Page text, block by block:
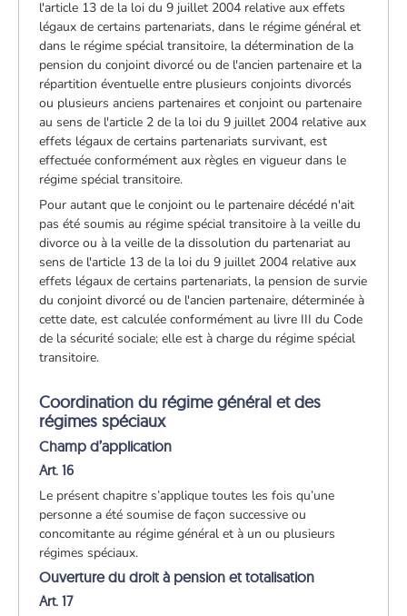
l'article 13 de la loi du 9 juillet 2004 relative aux effets
légaux de certains partenariats, dans le régime général et
dans le régime spécial transitoire, la détermination de la
pension du conjoint divorcé ou de l'ancien partenaire et la
répartition éventuelle entre plusieurs conjoints divorcés
ou plusieurs anciens partenaires et conjoint ou partenaire
au sens de l'article 2 de la loi du 9 juillet 2004 relative aux
effets légaux de certains partenariats survivant, est
effectuée conformément aux règles en vigueur dans le
régime spécial transitoire.
Pour autant que le conjoint ou le partenaire décédé n'ait
pas été soumis au régime spécial transitoire à la veille du
divorce ou à la veille de la dissolution du partenariat au
sens de l'article 13 de la loi du 9 juillet 2004 relative aux
effets légaux de certains partenariats, la pension de survie
du conjoint divorcé ou de l'ancien partenaire, déterminée à
cette date, est calculée conformément au livre III du Code
de la sécurité sociale; elle est à charge du régime spécial
transitoire.
Coordination du régime général et des
régimes spéciaux
Champ d’application
Art. 16
Le présent chapitre s’applique toutes les fois qu’une
personne a été soumise de façon successive ou
concomitante au régime général et à un ou plusieurs
régimes spéciaux.
Ouverture du droit à pension et totalisation
Art. 17